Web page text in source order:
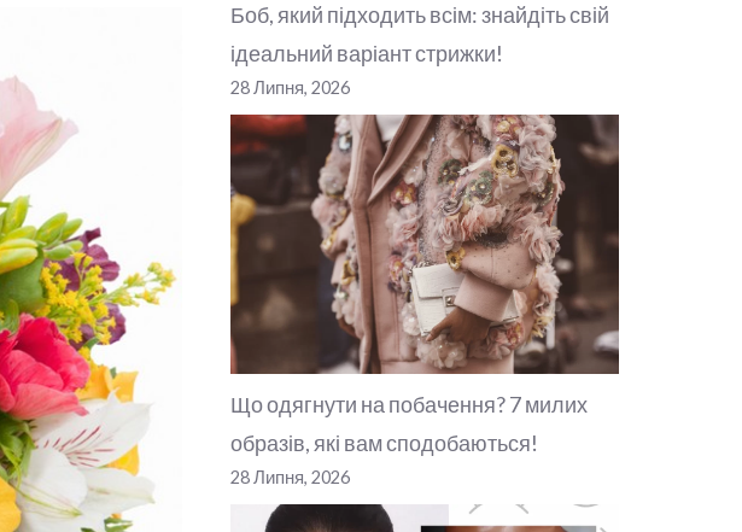
Боб, який підходить всім: знайдіть свій
ідеальний варіант стрижки!
28 Липня, 2026
Що одягнути на побачення? 7 милих
образів, які вам сподобаються!
28 Липня, 2026